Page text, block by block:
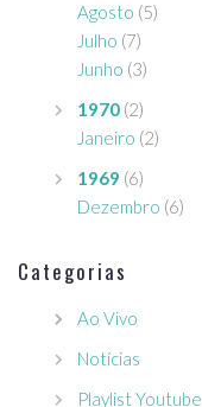
Agosto (5)
Julho (7)
Junho (3)
1970 (2)
Janeiro (2)
1969 (6)
Dezembro (6)
Categorias
Ao Vivo
Notícias
Playlist Youtube